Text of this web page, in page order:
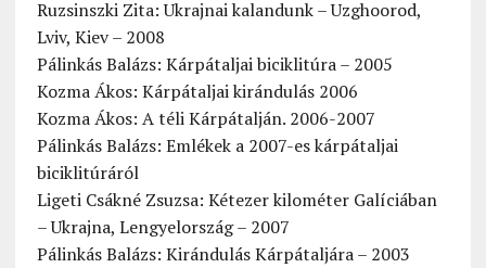
Ruzsinszki Zita: Ukrajnai kalandunk – Uzghoorod,
Lviv, Kiev – 2008
Pálinkás Balázs: Kárpátaljai biciklitúra – 2005
Kozma Ákos: Kárpátaljai kirándulás 2006
Kozma Ákos: A téli Kárpátalján. 2006-2007
Pálinkás Balázs: Emlékek a 2007-es kárpátaljai
biciklitúráról
Ligeti Csákné Zsuzsa: Kétezer kilométer Galíciában
– Ukrajna, Lengyelország – 2007
Pálinkás Balázs: Kirándulás Kárpátaljára – 2003